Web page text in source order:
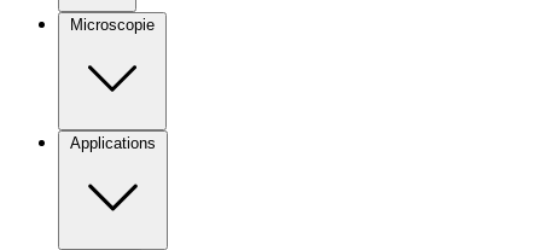
Microscopie
Applications